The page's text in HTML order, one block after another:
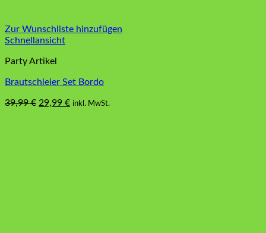
Zur Wunschliste hinzufügen
Schnellansicht
Party Artikel
Brautschleier Set Bordo
39,99€ Ursprünglicher
29,99 €Aktueller
inkl. MwSt.